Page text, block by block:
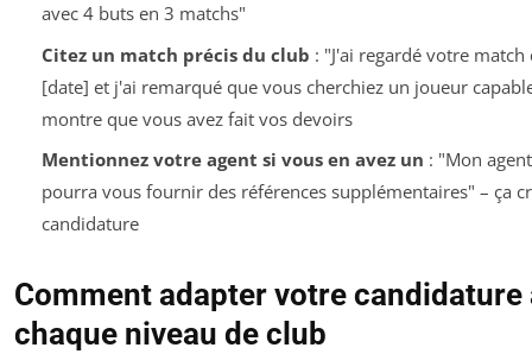
avec 4 buts en 3 matchs"
Citez un match précis du club : "J'ai regardé votre
[date] et j'ai remarqué que vous cherchiez un joueur
montre que vous avez fait vos devoirs
Mentionnez votre agent si vous en avez un : "Mon
pourra vous fournir des références supplémentaires" – ça
candidature
Comment adapter votre candidature
chaque niveau de club